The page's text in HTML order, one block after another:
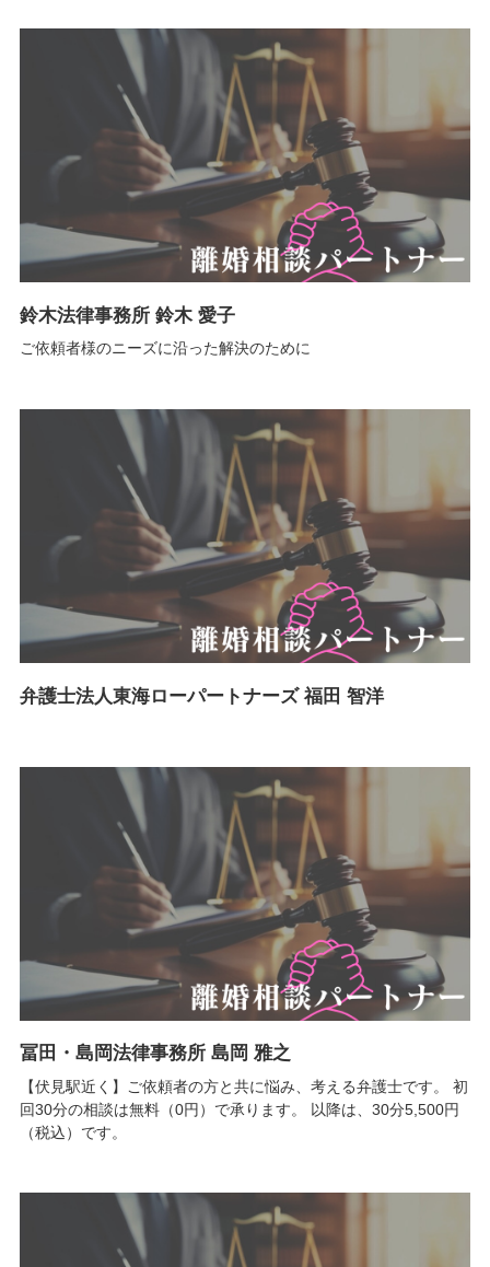
鈴木法律事務所 鈴木 愛子
ご依頼者様のニーズに沿った解決のために
弁護士法人東海ローパートナーズ 福田 智洋
冨田・島岡法律事務所 島岡 雅之
【伏見駅近く】ご依頼者の方と共に悩み、考える弁護士です。 初
回30分の相談は無料（0円）で承ります。 以降は、30分5,500円
（税込）です。